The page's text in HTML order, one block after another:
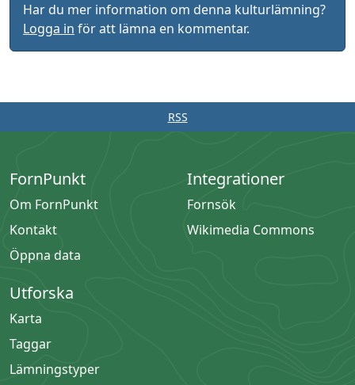
Har du mer information om denna kulturlämning?
Logga in för att lämna en kommentar.
RSS
FornPunkt
Om FornPunkt
Kontakt
Öppna data
Integrationer
Fornsök
Wikimedia Commons
Utforska
Karta
Taggar
Lämningstyper